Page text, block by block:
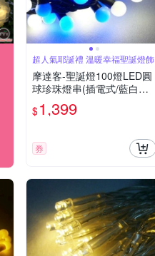
超人氣耶誕禮 溫暖幸福聖誕燈飾
摩達客-聖誕燈100燈LED圓
球珍珠燈串(插電式/藍白光
黑線/ 附控制器跳機)(高亮度
又省電)
$1,399
券